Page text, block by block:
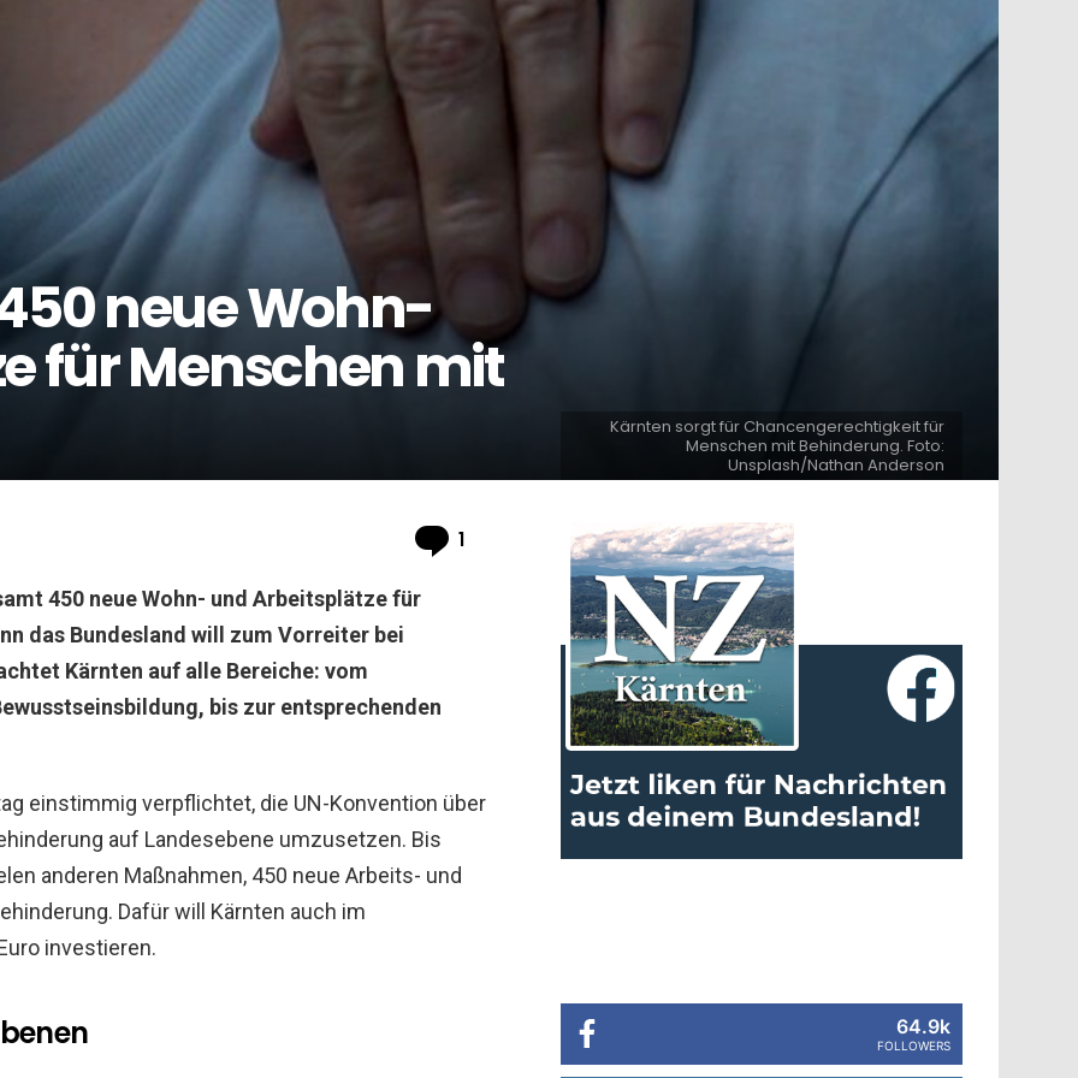
neue Wohn-
für Menschen mit
Kärnten sorgt für Chancengerechtigkeit für
Menschen mit Behinderung. Foto:
Unsplash/Nathan Anderson
1 Kommentar
450 neue Wohn- und Arbeitsplätze für
das Bundesland will zum Vorreiter bei
Kärnten auf alle Bereiche: vom
bis zur entsprechenden
einstimmig verpflichtet, die UN-Konvention über
auf Landesebene umzusetzen. Bis
anderen Maßnahmen, 450 neue Arbeits- und
Dafür will Kärnten auch im
investieren.
64.9k
FOLLOWERS